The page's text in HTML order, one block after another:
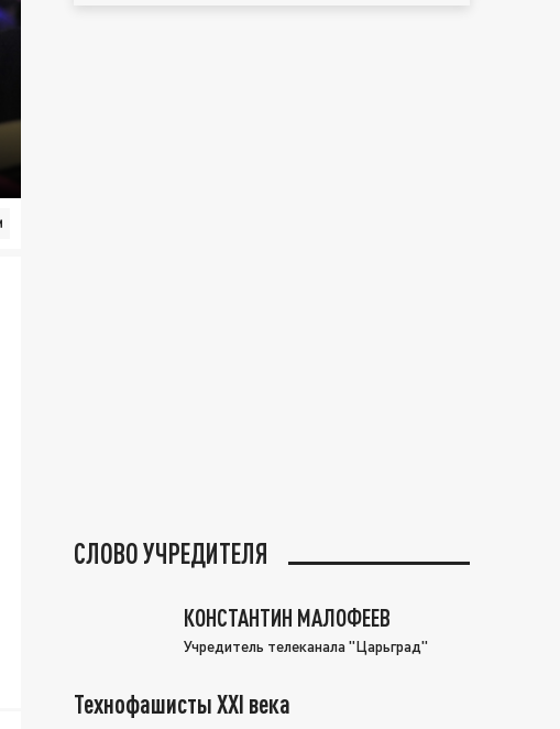
СЛОВО УЧРЕДИТЕЛЯ
КОНСТАНТИН МАЛОФЕЕВ
Учредитель телеканала "Царьград"
Технофашисты XXI века